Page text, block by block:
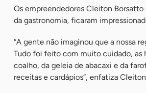
Os empreendedores Cleiton
da gastronomia, ficaram
“A gente não imaginou que a nossa
Tudo foi feito com muito cuidado, as
coalho, da geleia de abacaxi e da
receitas e cardápios”, enfatiza